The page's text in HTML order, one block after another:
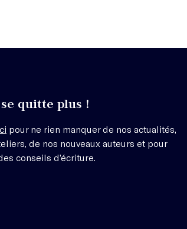
quitte plus !
pour ne rien manquer de nos actualités,
de nos nouveaux auteurs et pour
conseils d’écriture.